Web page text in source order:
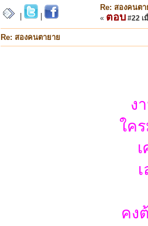
Re: สองคนต
« ตอบ #22 เ
Re: สองคนตายาย
ง
ใค
คง